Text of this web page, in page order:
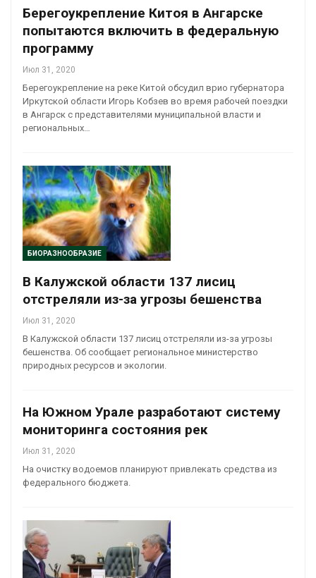
Берегоукрепление Китоя в Ангарске
попытаются включить в федеральную
программу
Июл 31, 2020
Берегоукрепление на реке Китой обсудил врио губернатора
Иркутской области Игорь Кобзев во время рабочей поездки
в Ангарск с представителями муниципальной власти и
региональных…
БИОРАЗНООБРАЗИЕ
В Калужской области 137 лисиц
отстреляли из-за угрозы бешенства
Июл 31, 2020
В Калужской области 137 лисиц отстреляли из-за угрозы
бешенства. Об сообщает региональное министерство
природных ресурсов и экологии.
На Южном Урале разработают систему
мониторинга состояния рек
Июл 31, 2020
На очистку водоемов планируют привлекать средства из
федерального бюджета.